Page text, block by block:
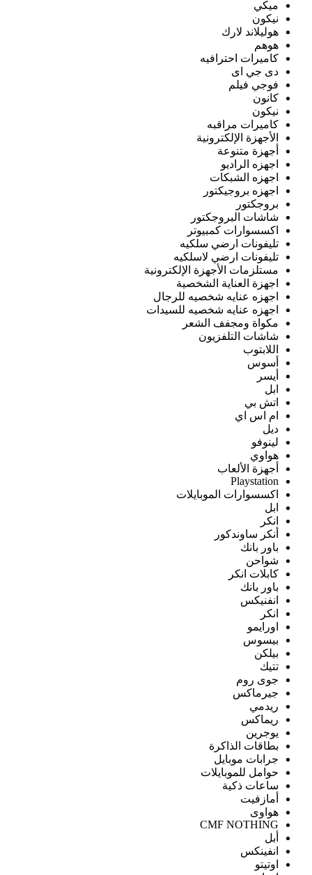
ميكي
نيكون
هوليلاند لارك
هوهم
كاميرات احترافيه
دى جي اى
فوجي فيلم
كانون
نيكون
كاميرات مراقبه
الأجهزة الإلكترونية
أجهزة متنوعة
اجهزه الراديو
اجهزه الشبكات
اجهزه بروجيكتور
بروجكتور
شاشات البروجكتور
اكسسوارات كمبيوتر
تليفونات ارضي سلكيه
تليفونات ارضي لاسلكيه
مستلزمات الأجهزة الإلكترونية
اجهزة العناية الشخصية
اجهزه عنايه شخصيه للرجال
اجهزه عنايه شخصيه للسيدات
مكواة ومجفف الشعر
شاشات التلفزيون
اللابتوب
أسوس
أيسر
ابل
اتش بي
ام اس اي
ديل
لينوفو
هواوي
أجهزة الألعاب
Playstation
اكسسوارات الموبايلات
ابل
انكر
أنكر ساوندكور
باور بانك
شواحن
كابلات انكر
باور بانك
انفنيكس
انكر
اورايمو
بيسوس
بيلكن
تتيك
جوى روم
جيرماكس
ريدمي
ريماكس
يوجرين
بطاقات الذاكرة
جرابات موبايل
حوامل للموبايلات
ساعات ذكية
أمازفيت
هواوى
CMF NOTHING
أبل
انفينكس
اوتيتو